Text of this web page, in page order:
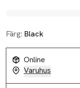
Färg: Black
Online
Varuhus